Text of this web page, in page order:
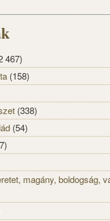
467)
(158)
(338)
(54)
magány, boldogság,